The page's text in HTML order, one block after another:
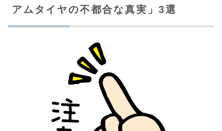
アムタイヤの不都合な真実」3選